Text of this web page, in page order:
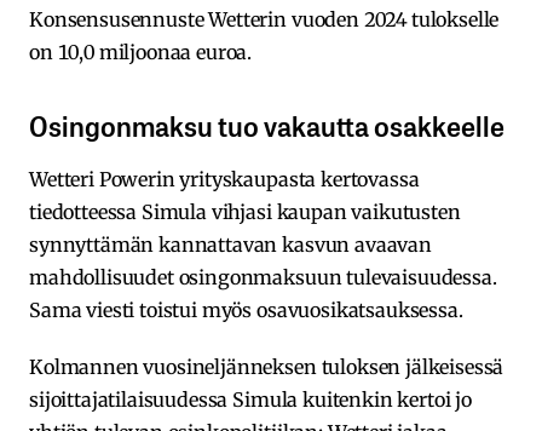
Konsensusennuste Wetterin vuoden 2024 tulokselle
on 10,0 miljoonaa euroa.
Osingonmaksu tuo vakautta osakkeelle
Wetteri Powerin yrityskaupasta kertovassa
tiedotteessa Simula vihjasi kaupan vaikutusten
synnyttämän kannattavan kasvun avaavan
mahdollisuudet osingonmaksuun tulevaisuudessa.
Sama viesti toistui myös osavuosikatsauksessa.
Kolmannen vuosineljänneksen tuloksen jälkeisessä
sijoittajatilaisuudessa Simula kuitenkin kertoi jo